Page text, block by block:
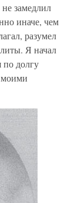
замедлил
иначе, чем
разумел
Я начал
по долгу
моими